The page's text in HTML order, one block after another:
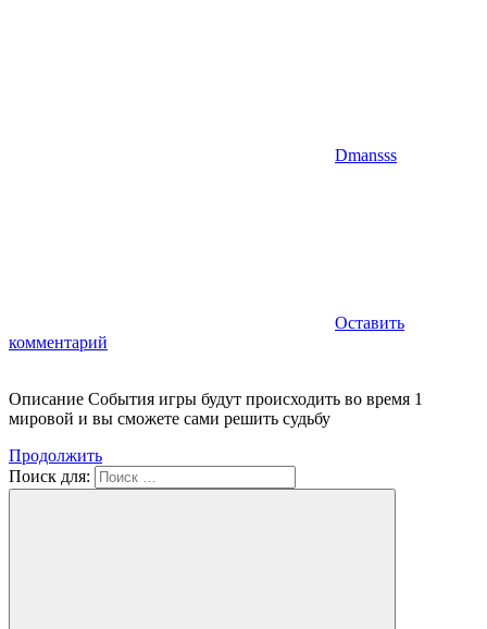
Dmansss
Оставить
комментарий
Описание События игры будут происходить во время 1
мировой и вы сможете сами решить судьбу
Продолжить
Поиск для: